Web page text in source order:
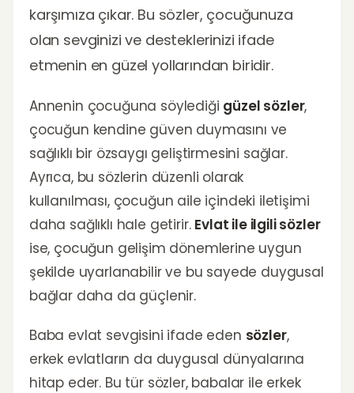
karşımıza çıkar. Bu sözler, çocuğunuza
olan sevginizi ve desteklerinizi ifade
etmenin en güzel yollarından biridir.
Annenin çocuğuna söylediği güzel sözler,
çocuğun kendine güven duymasını ve
sağlıklı bir özsaygı geliştirmesini sağlar.
Ayrıca, bu sözlerin düzenli olarak
kullanılması, çocuğun aile içindeki iletişimi
daha sağlıklı hale getirir. Evlat ile ilgili sözler
ise, çocuğun gelişim dönemlerine uygun
şekilde uyarlanabilir ve bu sayede duygusal
bağlar daha da güçlenir.
Baba evlat sevgisini ifade eden sözler,
erkek evlatların da duygusal dünyalarına
hitap eder. Bu tür sözler, babalar ile erkek